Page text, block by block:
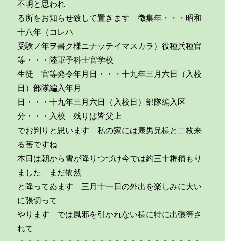
不明と思われ
る所をお知らせ致して置きます 徴集年・・・昭和
十八年（コレハ
受験ノ年ヲ書ク様ニナッテイマスカラ）役種兵種官
等・・・陸軍予科士官学校
生徒 官等発令年月日・・・十九年三月六日（入校
日）部隊編入年月
日・・・十九年三月六日（入校日）部隊編入区
分・・・入校 残りは皆父上
でお判りと思います 私の家には康男兄様と二枚来
る筈ですね
本日は朝から雪が降りつづけ今では約三十糎積もり
ました まだ依然
と降ってゐます 三月十一日の外出を楽しみに大い
に張切って
やります では風邪を引かれない様に特に出張等さ
れて